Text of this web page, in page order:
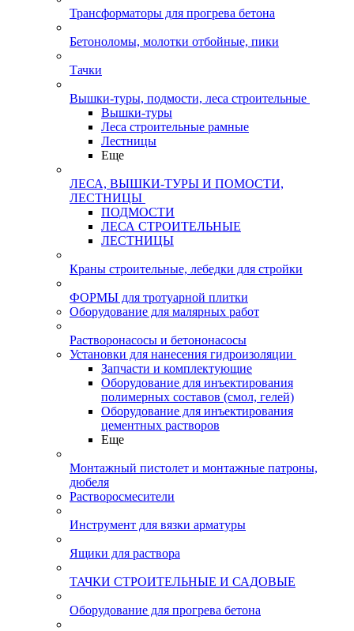
Трансформаторы для прогрева бетона
Бетоноломы, молотки отбойные, пики
Тачки
Вышки-туры, подмости, леса строительные
Вышки-туры
Леса строительные рамные
Лестницы
Еще
ЛЕСА, ВЫШКИ-ТУРЫ И ПОМОСТИ,
ЛЕСТНИЦЫ
ПОДМОСТИ
ЛЕСА СТРОИТЕЛЬНЫЕ
ЛЕСТНИЦЫ
Краны строительные, лебедки для стройки
ФОРМЫ для тротуарной плитки
Оборудование для малярных работ
Растворонасосы и бетононасосы
Установки для нанесения гидроизоляции
Запчасти и комплектующие
Оборудование для инъектирования
полимерных составов (смол, гелей)
Оборудование для инъектирования
цементных растворов
Еще
Монтажный пистолет и монтажные патроны,
дюбеля
Растворосмесители
Инструмент для вязки арматуры
Ящики для раствора
ТАЧКИ СТРОИТЕЛЬНЫЕ И САДОВЫЕ
Оборудование для прогрева бетона